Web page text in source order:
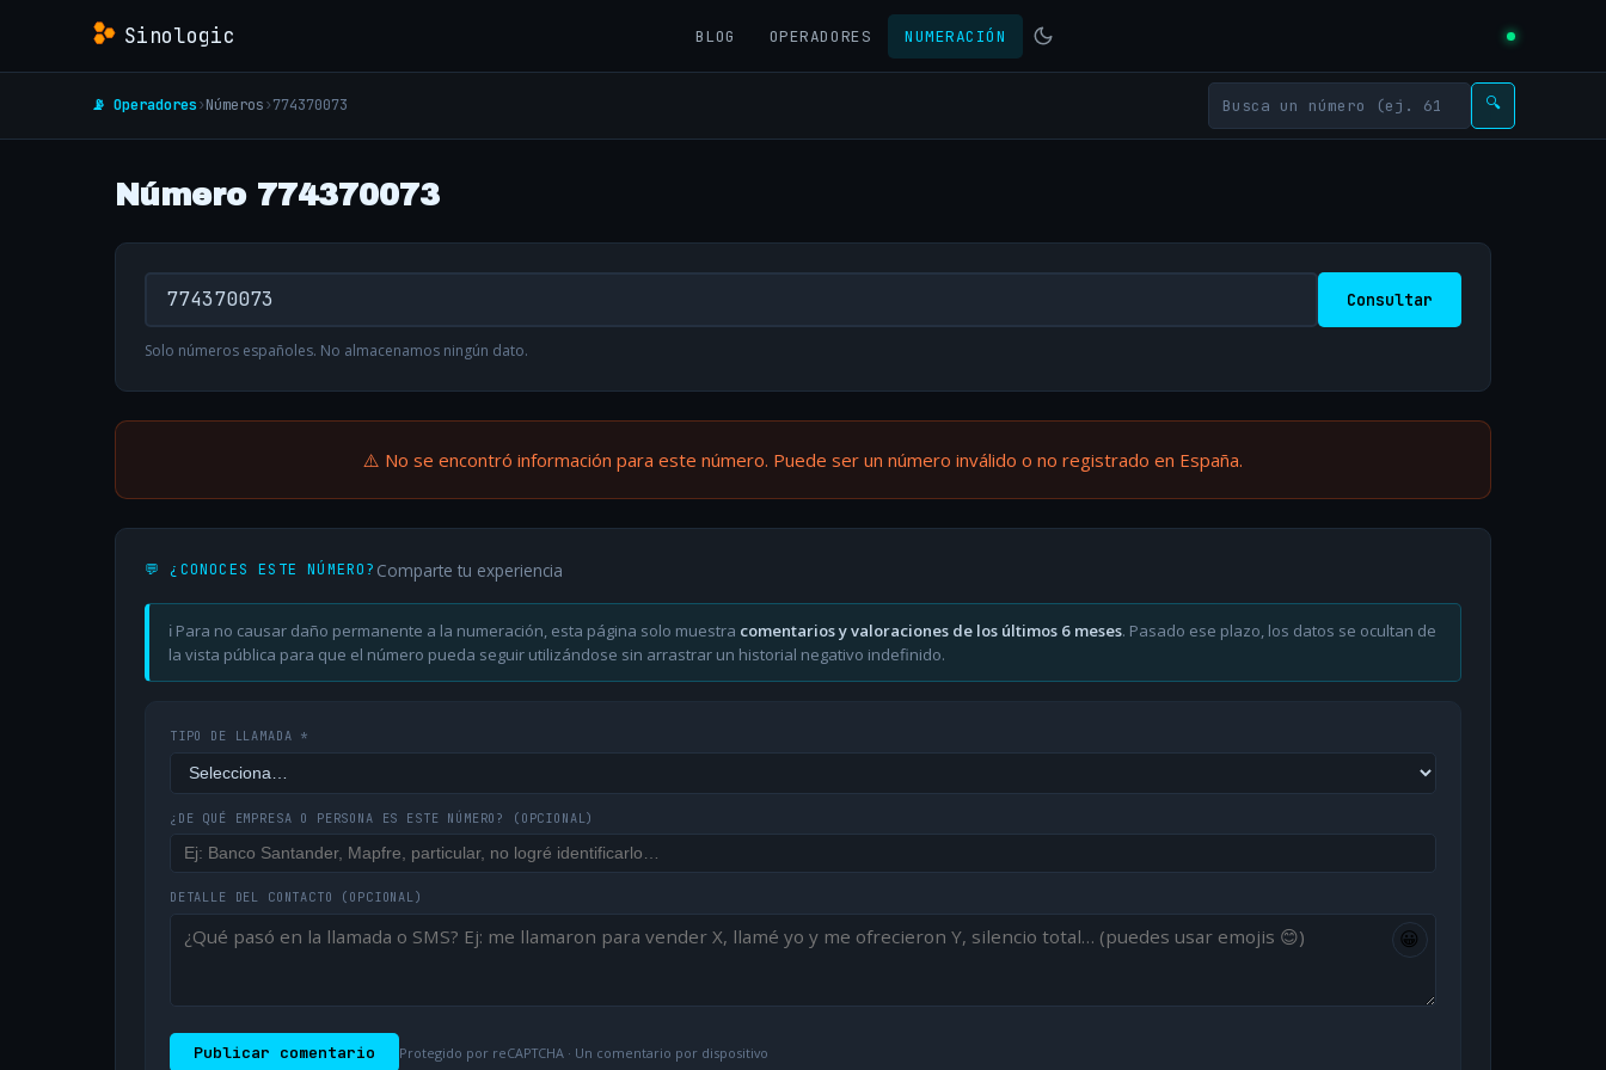
Sinologic BLOG OPERADORES NUMERACIÓN
📡 Operadores›Números›774370073 🔍
Número 774370073
Consultar
Solo números españoles. No almacenamos ningún dato.
⚠️ No se encontró información para este número. Puede ser un número inválido o no registrado en España.
💬 ¿CONOCES ESTE NÚMERO? Comparte tu experiencia
ℹ️ Para no causar daño permanente a la numeración, esta página solo muestra comentarios y valoraciones de los últimos 6 meses. Pasado ese plazo, los datos se ocultan de
la vista pública para que el número pueda seguir utilizándose sin arrastrar un historial negativo indefinido.
TIPO DE LLAMADA *
¿DE QUÉ EMPRESA O PERSONA ES ESTE NÚMERO? (OPCIONAL)
DETALLE DEL CONTACTO (OPCIONAL)
😀
Publicar comentario Protegido por reCAPTCHA · Un comentario por dispositivo